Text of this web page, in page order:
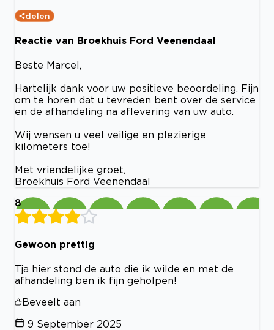
delen
Reactie van Broekhuis Ford Veenendaal
Beste Marcel,
Hartelijk dank voor uw positieve beoordeling. Fijn
om te horen dat u tevreden bent over de service
en de afhandeling na aflevering van uw auto.
Wij wensen u veel veilige en plezierige
kilometers toe!
Met vriendelijke groet,
Broekhuis Ford Veenendaal
8
Gewoon prettig
Tja hier stond de auto die ik wilde en met de
afhandeling ben ik fijn geholpen!
Beveelt aan
9 September 2025